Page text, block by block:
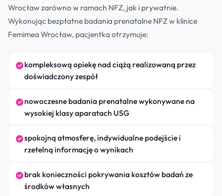
Wrocław zarówno w ramach NFZ, jak i prywatnie.
Wykonując bezpłatne badania prenatalne NFZ w klinice
Femimea Wrocław, pacjentka otrzymuje:
kompleksową opiekę nad ciążą realizowaną przez
doświadczony zespół
nowoczesne badania prenatalne wykonywane na
wysokiej klasy aparatach USG
spokojną atmosferę, indywidualne podejście i
rzetelną informację o wynikach
brak konieczności pokrywania kosztów badań ze
środków własnych